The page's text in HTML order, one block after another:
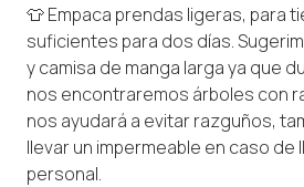
👕 Empaca prendas ligeras, para
suficientes para dos días.
y camisa de manga larga ya que
nos encontraremos árboles con
nos ayudará a evitar razguños,
llevar un impermeable en caso de
personal.